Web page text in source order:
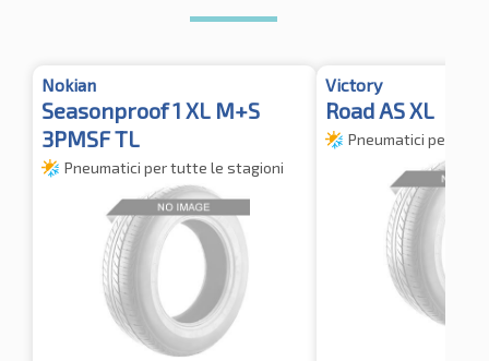
Nokian
Seasonproof 1 XL M+S
3PMSF TL
Pneumatici per tutte le stagioni
Victory
Road AS XL
Pneumatici per